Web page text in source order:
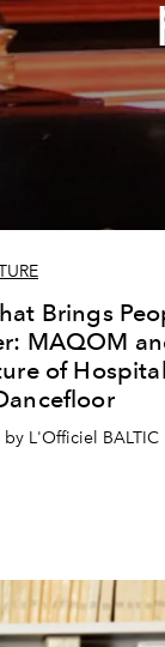
Brings
MAQOM
of
by L'Officiel BALTIC